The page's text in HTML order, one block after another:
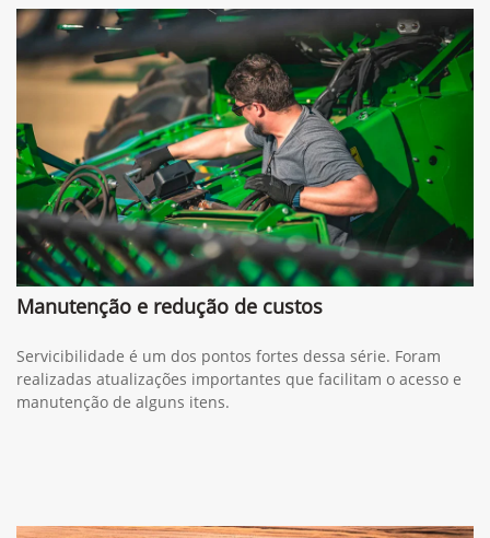
Manutenção e redução de custos
Servicibilidade é um dos pontos fortes dessa série. Foram
realizadas atualizações importantes que facilitam o acesso e
manutenção de alguns itens.